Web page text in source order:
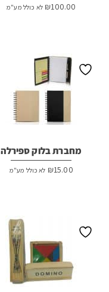
₪100.00 לא כולל מע"מ
מחברת בלוק ספירלה
₪15.00 לא כולל מע"מ